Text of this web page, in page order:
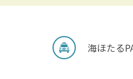
海ほたる